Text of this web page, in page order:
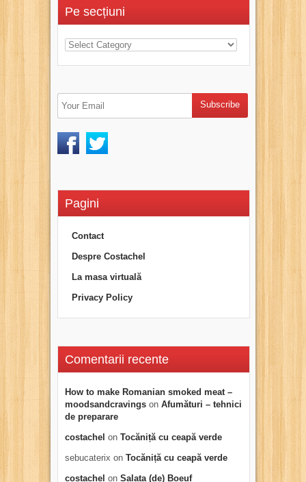
Pe secțiuni
Pagini
Contact
Despre Costachel
La masa virtuală
Privacy Policy
Comentarii recente
How to make Romanian smoked meat –
moodsandcravings on Afumături – tehnici
de preparare
costachel on Tocăniță cu ceapă verde
sebucaterix on Tocăniță cu ceapă verde
costachel on Salata (de) Boeuf